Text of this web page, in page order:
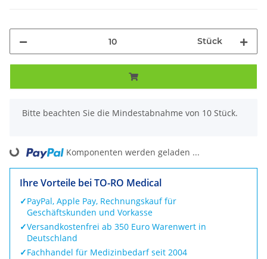
Stück
x
Bitte beachten Sie die Mindestabnahme von 10 Stück.
Loading... Komponenten werden geladen ...
Ihre Vorteile bei TO-RO Medical
✓PayPal, Apple Pay, Rechnungskauf für
Geschäftskunden und Vorkasse
✓Versandkostenfrei ab 350 Euro Warenwert in
Deutschland
✓Fachhandel für Medizinbedarf seit 2004